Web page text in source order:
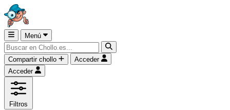
Menú
Compartir chollo
Acceder
Acceder
Filtros